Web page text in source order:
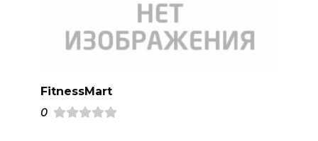
FitnessMart
0